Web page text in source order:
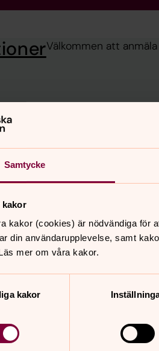
Samtycke
kakor
kakor (cookies) är nödvändiga för
din användarupplevelse, samt
mer om våra kakor.
kakor
Välkommen att